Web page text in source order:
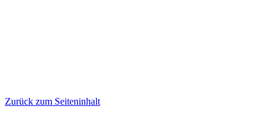
Zurück zum Seiteninhalt